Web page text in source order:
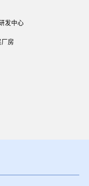
发中心
房